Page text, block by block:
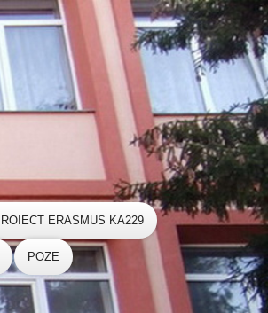
ERASMUS KA229
POZE